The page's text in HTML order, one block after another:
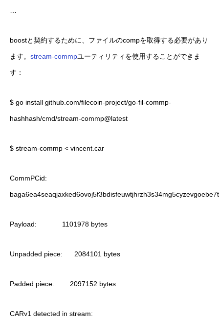
boostと契約するために、ファイルのcompを取得する必要があり
ます。 stream-commpユーティリティを使用することができま
す：
$ go install github.com/filecoin-project/go-fil-commp-
hashhash/cmd/stream-commp@latest
$ stream-commp < vincent.car
CommPCid:
Payload: 1101978 bytes
Unpadded piece: 2084101 bytes
Padded piece: 2097152 bytes
CARv1 detected in stream: